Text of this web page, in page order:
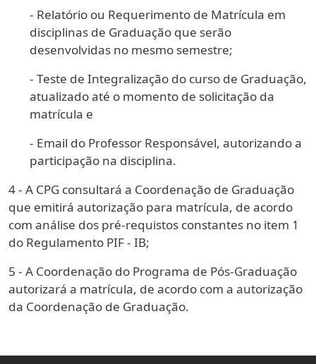
- Relatório ou Requerimento de Matrícula em
disciplinas de Graduação que serão
desenvolvidas no mesmo semestre;
- Teste de Integralização do curso de Graduação,
atualizado até o momento de solicitação da
matrícula e
- Email do Professor Responsável, autorizando a
participação na disciplina.
4 - A CPG consultará a Coordenação de Graduação
que emitirá autorização para matrícula, de acordo
com análise dos pré-requistos constantes no item 1
do Regulamento PIF - IB;
5 - A Coordenação do Programa de Pós-Graduação
autorizará a matrícula, de acordo com a autorização
da Coordenação de Graduação.